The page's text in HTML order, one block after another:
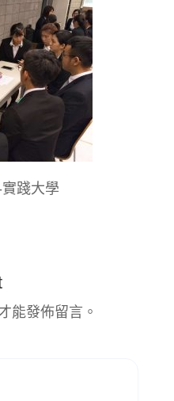
踐大學
能發佈留言。